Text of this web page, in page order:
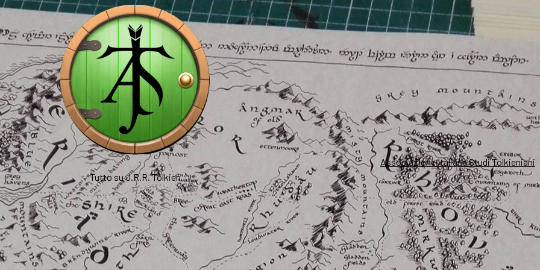
Associazione Italiana Studi Tolkieniani
Tutto su J.R.R. Tolkien